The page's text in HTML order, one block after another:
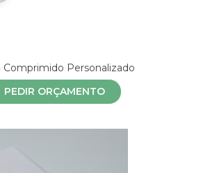
Comprimido Personalizado
PEDIR ORÇAMENTO